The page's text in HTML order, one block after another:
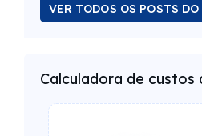
VER TODOS OS POSTS DO
Calculadora de custos